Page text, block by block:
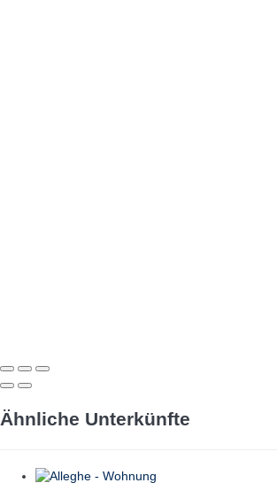
Ähnliche Unterkünfte